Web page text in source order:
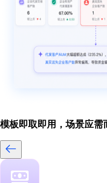
模板即取即用，场景应需